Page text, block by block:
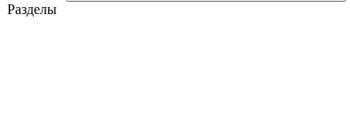
Разделы